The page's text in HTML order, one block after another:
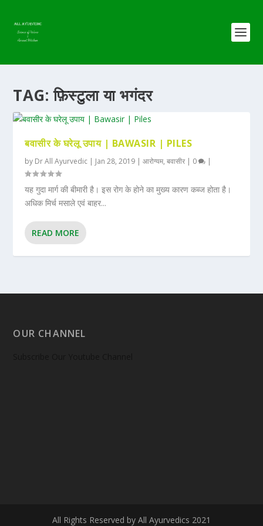
TAG:फ़िस्टुला या भगंदर
बवासीर के घरेलू उपाय | BAWASIR | PILES
by Dr All Ayurvedic | Jan 28, 2019 |आरोग्यम,बवासीर | 0 |
यह गुदा मार्ग की बीमारी है। इस रोग के होने का मुख्य कारण कब्ज होता है।
अधिक मिर्च मसाले एवं बाहर...
READ MORE
OUR CHANNEL
All Rights Reserved by All Ayurvedics 2021